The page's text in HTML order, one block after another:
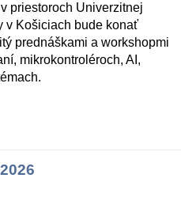
priestoroch Univerzitnej
v Košiciach bude konať
prednáškami a workshopmi
mikrokontroléroch, AI,